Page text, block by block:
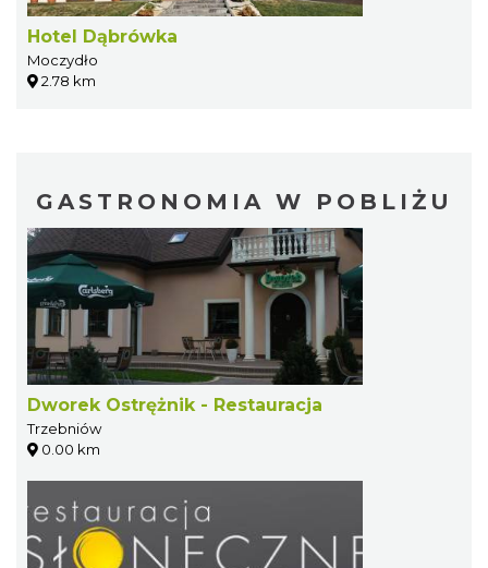
Hotel Dąbrówka
Moczydło
2.78 km
GASTRONOMIA W POBLIŻU
Dworek Ostrężnik - Restauracja
Trzebniów
0.00 km